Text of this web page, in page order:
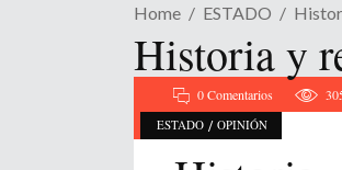
Home ESTADO
Historia y
ESTADO / OPINIÓN
0 Comentarios